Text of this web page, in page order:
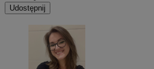
Udostępnij